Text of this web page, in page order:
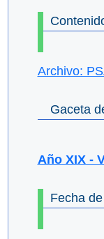
Archivo:
Gaceta
Año XIX -
Fecha